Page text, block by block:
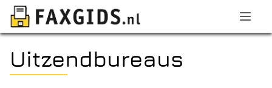
Uitzendbureaus